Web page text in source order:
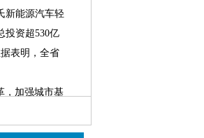
能源汽车轻
投资超530亿
表明，全省
，加强城市基